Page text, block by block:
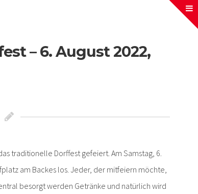
– 6. August 2022,
traditionelle Dorffest gefeiert. Am Samstag, 6.
am Backes los. Jeder, der mitfeiern möchte,
besorgt werden Getränke und natürlich wird